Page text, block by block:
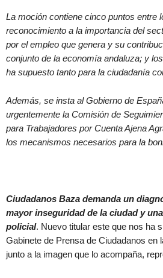
La moción contiene cinco puntos entre
reconocimiento a la importancia del
por el empleo que genera y su
conjunto de la economía andaluza; y
ha supuesto tanto para la ciudadanía
Además, se insta al Gobierno de
urgentemente la Comisión de
para Trabajadores por Cuenta Ajena
los mecanismos necesarios para la
Ciudadanos Baza demanda un
mayor inseguridad de la ciudad y
policial. Nuevo titular este que nos ha
Gabinete de Prensa de Ciudadanos en
junto a la imagen que lo acompaña,